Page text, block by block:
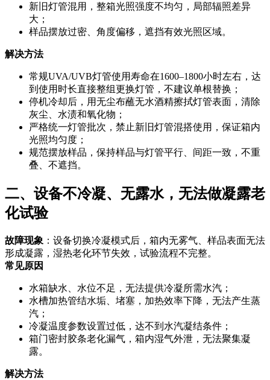
新旧灯管混用，整箱光照强度不均匀，局部辐照差异
大；
样品摆放过密、角度偏移，遮挡有效光照区域。
解决方法
常规UVA/UVB灯管使用寿命在1600–1800小时左右，达
到使用时长直接整组更换灯管，不建议单根替换；
停机冷却后，用无尘布蘸无水酒精擦拭灯管表面，清除
灰尘、水渍和氧化物；
严格统一灯管批次，禁止新旧灯管混搭使用，保证箱内
光照均匀度；
规范摆放样品，保持样品与灯管平行、间距一致，不重
叠、不遮挡。
二、设备不冷凝、无露水，无法做凝露老
化试验
故障现象 ：设备切换冷凝模式后，箱内无雾气、样品表面无法
形成凝露，湿热老化环节失效，试验流程不完整。
常见原因
水箱缺水、水位不足，无法提供冷凝所需水汽；
水槽加热管结水垢、堵塞，加热效率下降，无法产生蒸
汽；
冷凝温度参数设置过低，达不到水汽凝结条件；
箱门密封胶条老化漏气，箱内湿气外泄，无法聚集凝
露。
解决方法